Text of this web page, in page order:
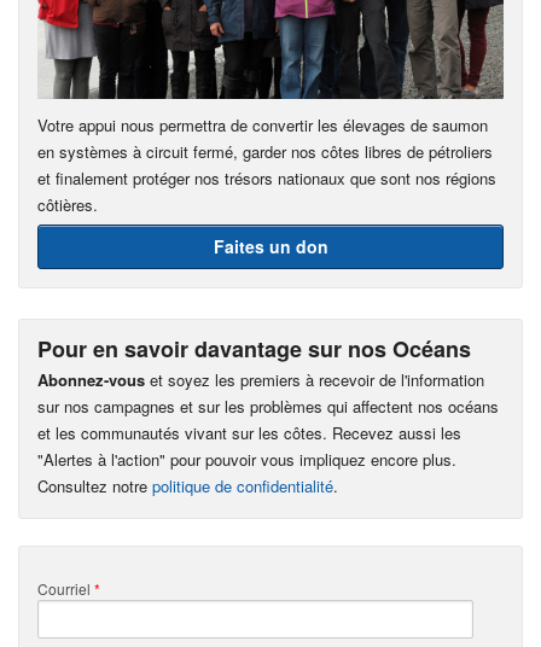
Votre appui nous permettra de convertir les élevages de saumon
en systèmes à circuit fermé, garder nos côtes libres de pétroliers
et finalement protéger nos trésors nationaux que sont nos régions
côtières.
Faites un don
Pour en savoir davantage sur nos Océans
Abonnez-vous et soyez les premiers à recevoir de l'information
sur nos campagnes et sur les problèmes qui affectent nos océans
et les communautés vivant sur les côtes. Recevez aussi les
"Alertes à l'action" pour pouvoir vous impliquez encore plus.
Consultez notre politique de confidentialité.
Courriel *